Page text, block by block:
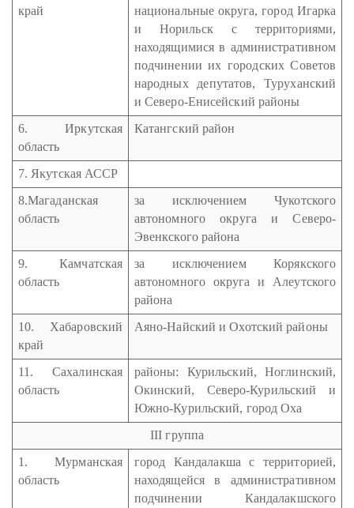
край
национальные округа, город Игарка
и Норильск с территориями,
находящимися в административном
подчинении их городских Советов
народных депутатов, Туруханский
и Северо-Енисейский районы
6. Иркутская
область
Катангский район
7. Якутская АССР
8.Магаданская
область
за исключением Чукотского
автономного округа и Северо-
Эвенкского района
9. Камчатская
область
за исключением Корякского
автономного округа и Алеутского
района
10. Хабаровский
край
Аяно-Найский и Охотский районы
11. Сахалинская
область
районы: Курильский, Ноглинский,
Окинский, Северо-Курильский и
Южно-Курильский, город Оха
III группа
1. Мурманская
область
город Кандалакша с территорией,
находящейся в административном
подчинении Кандалакшского